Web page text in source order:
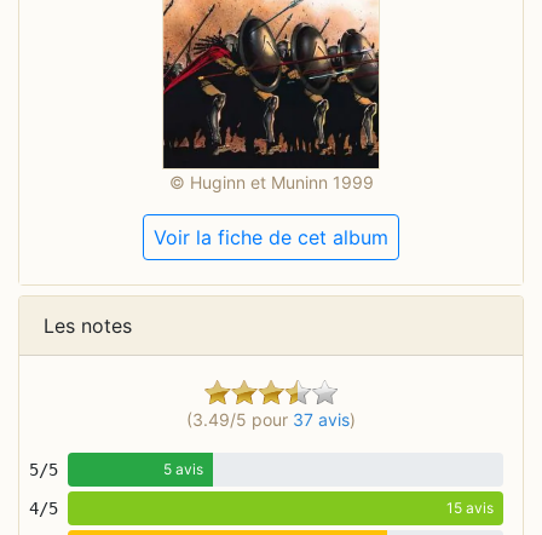
© Huginn et Muninn 1999
Voir la fiche de cet album
Les notes
(3.49/5 pour 37 avis)
5/5 5 avis
4/5 15 avis